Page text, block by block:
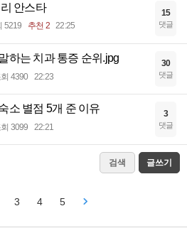
안스타
5219 추천 2 22:25
15
댓글
하는 치과 통증 순위.jpg
4390 22:23
30
댓글
소 별점 5개 준 이유
3099 22:21
3
댓글
검색 글쓰기
3 4 5